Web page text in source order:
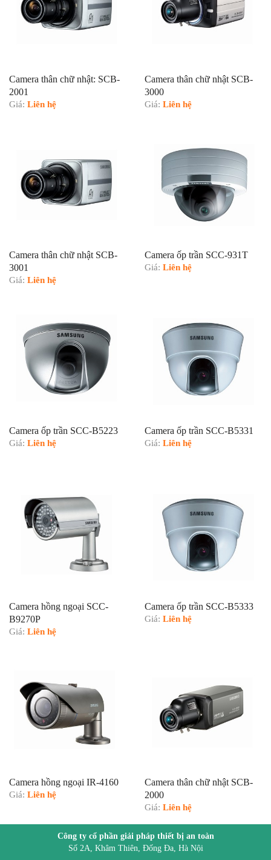
Camera thân chữ nhật: SCB-
2001
Giá: Liên hệ
Camera thân chữ nhật SCB-
3000
Giá: Liên hệ
Camera thân chữ nhật SCB-
3001
Giá: Liên hệ
Camera ốp trần SCC-931T
Giá: Liên hệ
Camera ốp trần SCC-B5223
Giá: Liên hệ
Camera ốp trần SCC-B5331
Giá: Liên hệ
Camera hồng ngoại SCC-
B9270P
Giá: Liên hệ
Camera ốp trần SCC-B5333
Giá: Liên hệ
Camera hồng ngoại IR-4160
Giá: Liên hệ
Camera thân chữ nhật SCB-
2000
Giá: Liên hệ
Công ty cổ phần giải pháp thiết bị an toàn
Số 2A, Khâm Thiên, Đống Đa, Hà Nội